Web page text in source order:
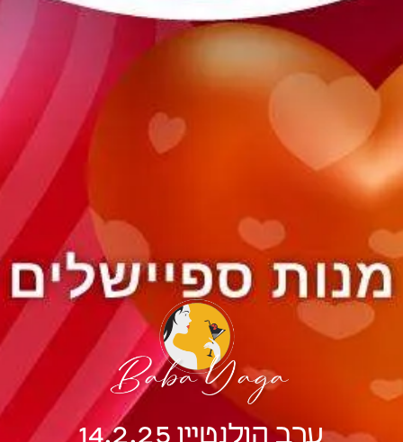
ערב הולנטיין 14.2.25